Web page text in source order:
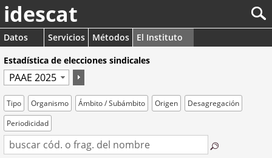
idescat
Datos Servicios Métodos
El Instituto
Estadística de elecciones sindicales
Tipo Organismo Ámbito / Subámbito Origen
Desagregación
Periodicidad